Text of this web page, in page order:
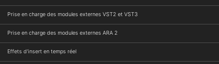
Prise en charge des modules externes VST2 et VST3
Prise en charge des modules externes ARA 2
Effets d'insert en temps réel